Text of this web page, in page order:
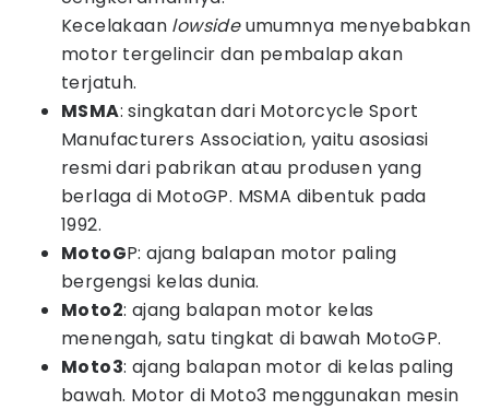
Kecelakaan lowsideumumnya menyebabkan
motor tergelincir dan pembalap akan
terjatuh.
MSMA: singkatan dari Motorcycle Sport
Manufacturers Association, yaitu asosiasi
resmi dari pabrikan atau produsen yang
berlaga di MotoGP. MSMA dibentuk pada
1992.
MotoGP: ajang balapan motor paling
bergengsi kelas dunia.
Moto2: ajang balapan motor kelas
menengah, satu tingkat di bawah MotoGP.
Moto3: ajang balapan motor di kelas paling
bawah. Motor di Moto3 menggunakan mesin